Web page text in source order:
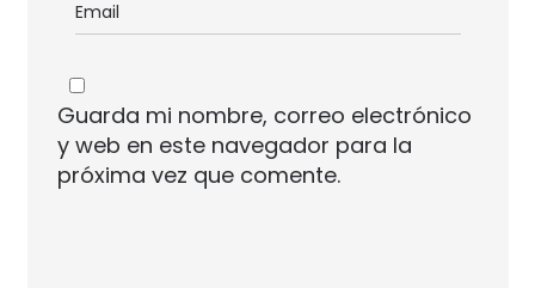
Guarda mi nombre, correo electrónico
y web en este navegador para la
próxima vez que comente.